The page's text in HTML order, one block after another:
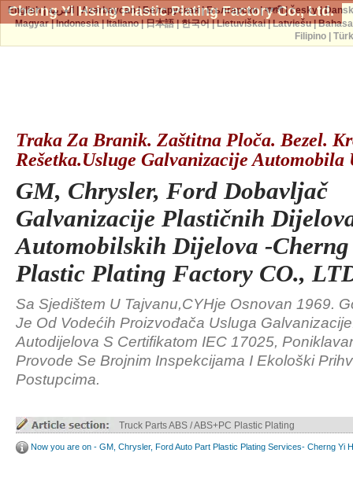
Cherng Yi Hsing Plastic Plating Factory Co., Ltd.
Traka Za Branik. Zaštitna Ploča. Bezel.
Rešetka.Usluge Galvanizacije Automobila
GM, Chrysler, Ford Dobavljač
Galvanizacije Plastičnih
Automobilskih Dijelova -
Plastic Plating Factory CO.,
Sa Sjedištem U Tajvanu,CYHje Osnovan 1969.
Je Od Vodećih Proizvođača Usluga
Autodijelova S ​​certifikatom IEC 17025,
Provode Se Brojnim Inspekcijama I Ekološki
Postupcima.
Truck Parts ABS / ABS+PC Plastic Plating
Now you are on - GM, Chrysler, Ford Auto Part Plastic Plating Services- Cherng Yi
English|العربية |Azərbaycan|Беларуская|Български|বাঙ্গালী|česky|
Magyar|Indonesia|Italiano|日本語|한국어|Lietuviškai|Latviešu|
Filipino|